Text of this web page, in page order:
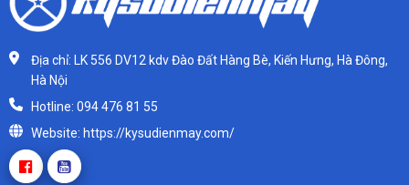
Địa chỉ: LK 556 DV12 kdv Đào Đất Hàng Bè, Kiến Hưng, Hà Đông,
Hà Nội
Hotline: 094 476 81 55
Website: https://kysudienmay.com/